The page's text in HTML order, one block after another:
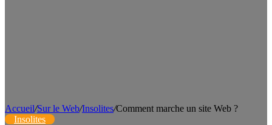
Accueil/Sur le Web/Insolites/Comment marche un site Web ?
Insolites